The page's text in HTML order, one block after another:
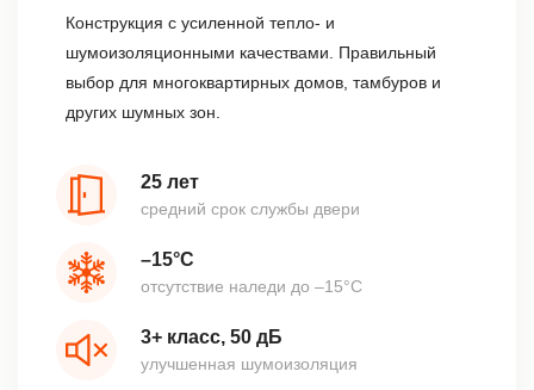
Конструкция с усиленной тепло- и
шумоизоляционными качествами. Правильный
выбор для многоквартирных домов, тамбуров и
других шумных зон.
25 лет
средний срок службы двери
–15°С
отсутствие наледи до –15°С
3+ класс, 50 дБ
улучшенная шумоизоляция